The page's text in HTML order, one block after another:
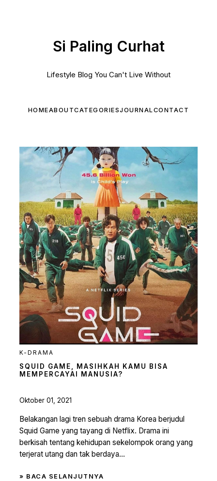
Si Paling Curhat
Lifestyle Blog You Can't Live Without
HOMEABOUTCATEGORIESJOURNALCONTACT
K-DRAMA
SQUID GAME, MASIHKAH KAMU BISA
MEMPERCAYAI MANUSIA?
Oktober 01, 2021
Belakangan lagi tren sebuah drama Korea berjudul
Squid Game yang tayang di Netflix. Drama ini
berkisah tentang kehidupan sekelompok orang yang
terjerat utang dan tak berdaya...
» BACA SELANJUTNYA